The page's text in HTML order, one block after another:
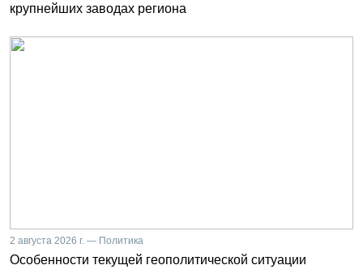
крупнейших заводах региона
2 августа 2026 г. — Политика
Особенности текущей геополитической ситуации